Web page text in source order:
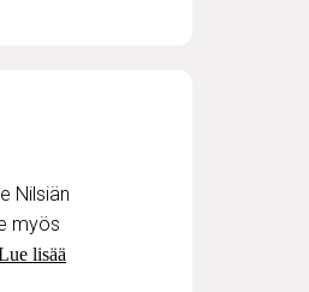
Nilsiän
myös
lisää